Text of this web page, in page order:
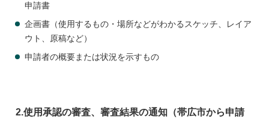
申請書
企画書（使用するもの・場所などがわかるスケッチ、レイア
ウト、原稿など）
申請者の概要または状況を示すもの
2.使用承認の審査、審査結果の通知（帯広市から申請